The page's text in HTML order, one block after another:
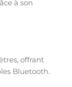
à son
offrant
Bluetooth.